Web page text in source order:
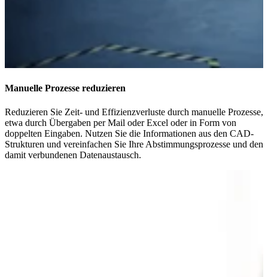
Manuelle Prozesse reduzieren
Reduzieren Sie Zeit- und Effizienzverluste durch manuelle Prozesse,
etwa durch Übergaben per Mail oder Excel oder in Form von
doppelten Eingaben. Nutzen Sie die Informationen aus den CAD-
Strukturen und vereinfachen Sie Ihre Abstimmungsprozesse und den
damit verbundenen Datenaustausch.